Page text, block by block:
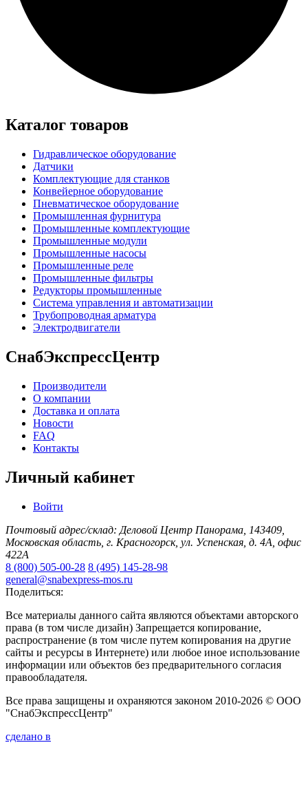
Каталог товаров
Гидравлическое оборудование
Датчики
Комплектующие для станков
Конвейерное оборудование
Пневматическое оборудование
Промышленная фурнитура
Промышленные комплектующие
Промышленные модули
Промышленные насосы
Промышленные реле
Промышленные фильтры
Редукторы промышленные
Система управления и автоматизации
Трубопроводная арматура
Электродвигатели
СнабЭкспрессЦентр
Производители
О компании
Доставка и оплата
Новости
FAQ
Контакты
Личный кабинет
Войти
Почтовый адрес/склад: Деловой Центр Панорама, 143409,
Московская область, г. Красногорск, ул. Успенская, д. 4А, офис
422А
8 (800) 505-00-28 8 (495) 145-28-98
general@snabexpress-mos.ru
Поделиться:
Все материалы данного сайта являются объектами авторского
права (в том числе дизайн) Запрещается копирование,
распространение (в том числе путем копирования на другие
сайты и ресурсы в Интернете) или любое иное использование
информации или объектов без предварительного согласия
правообладателя.
Все права защищены и охраняются законом 2010-2026 © ООО
"СнабЭкспрессЦентр"
сделано в